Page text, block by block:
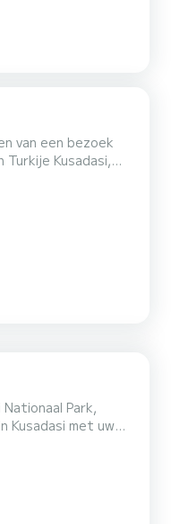
van een bezoek
en voeg kleur toe
Park,
Kusadasi met uw